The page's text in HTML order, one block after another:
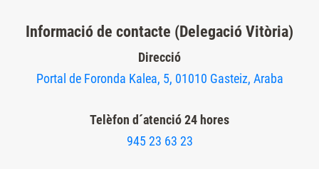
Informació de contacte (Delegació Vitòria)
Direcció
Portal de Foronda Kalea, 5, 01010 Gasteiz, Araba
Telèfon d´atenció 24 hores
945 23 63 23